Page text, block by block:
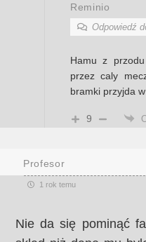
Reminio
Odpowiedź
Hamu z
przez caly
bramki przyjda
9
Profesor
1 rok temu
Nie da się pominąć